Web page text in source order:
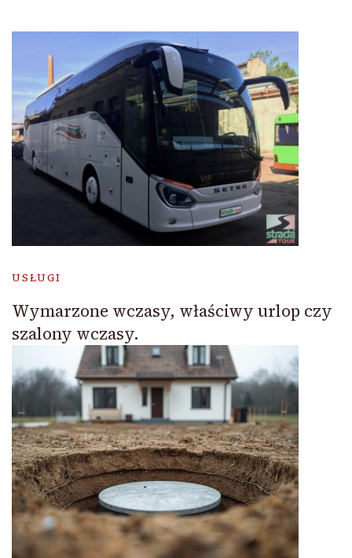
USŁUGI
Wymarzone wczasy, właściwy urlop czy
szalony wczasy.